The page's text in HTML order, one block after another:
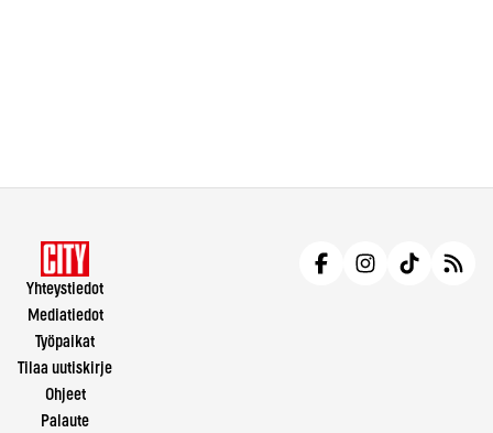
Yhteystiedot
Mediatiedot
Työpaikat
Tilaa uutiskirje
Ohjeet
Palaute